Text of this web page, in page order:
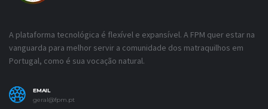
A plataforma tecnológica é flexível e expansível. A FPM quer estar na
vanguarda para melhor servir a comunidade dos matraquilhos em
Portugal, como é sua vocação natural.
EMAIL
geral@fpm.pt